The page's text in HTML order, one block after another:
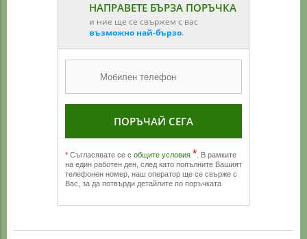
НАПРАВЕТЕ БЪРЗА ПОРЪЧКА
и ние ще се свържем с вас
възможно най-бързо.
ПОРЪЧАЙ СЕГА
* Съгласявате се с общите условия * . В рамките
на един работен ден, след като попълните Вашият
телефонен номер, наш оператор ще се свърже с
Вас, за да потвърди детайлите по поръчката